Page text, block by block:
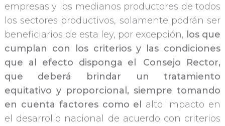
empresas y los medianos productores de todos
los sectores productivos, solamente podrán ser
beneficiarios de esta ley, por excepción, los que
cumplan con los criterios y las condiciones
que al efecto disponga el  Consejo Rector,
que deberá brindar un tratamiento
equitativo y proporcional, siempre tomando
en cuenta factores como el alto impacto en
el desarrollo nacional de acuerdo con criterios